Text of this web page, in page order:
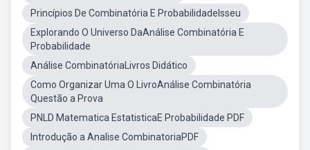
Princípios De Combinatória E ProbabilidadeIsseu
Explorando O Universo DaAnálise Combinatória E
Probabilidade
Análise CombinatóriaLivros Didático
Como Organizar Uma O LivroAnálise Combinatória
Questão a Prova
PNLD Matematica EstatisticaE Probabilidade PDF
Introdução a Analise CombinatoriaPDF